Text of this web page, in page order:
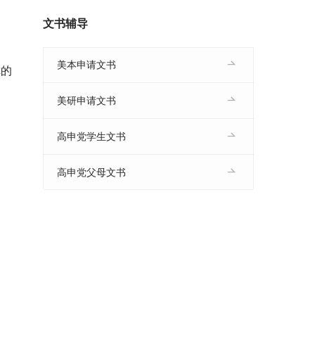
文书辅导
美本申请文书
美研申请文书
高申党学生文书
高申党父母文书